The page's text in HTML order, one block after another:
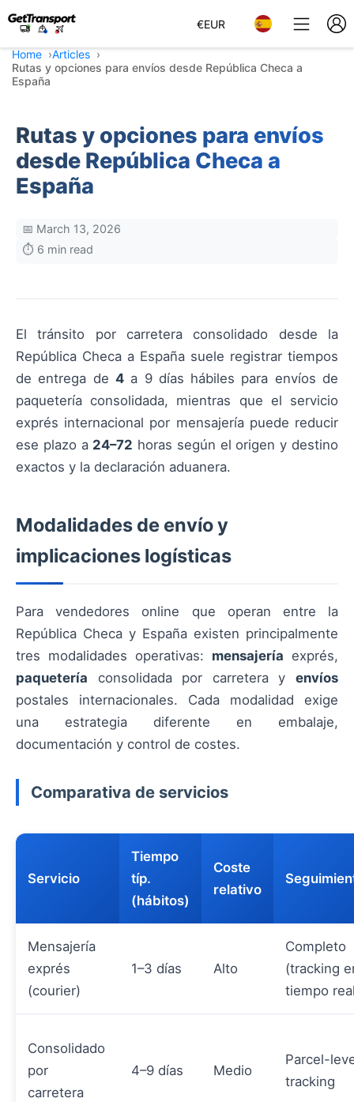
€EUR
Home
Articles
Rutas y opciones para envíos desde República Checa a
España
Rutas y opciones para envíos
desde República Checa a
España
📅 March 13, 2026
⏱️ 6 min read
El tránsito por carretera consolidado desde la
República Checa a España suele registrar tiempos
de entrega de 4a 9 días hábiles para envíos de
paquetería consolidada, mientras que el servicio
exprés internacional por mensajería puede reducir
ese plazo a 24–72 horas según el origen y destino
exactos y la declaración aduanera.
Modalidades de envío y
implicaciones logísticas
Para vendedores online que operan entre la
República Checa y España existen principalmente
tres modalidades operativas: mensajería exprés,
paquetería consolidada por carretera y envíos
postales internacionales. Cada modalidad exige
una estrategia diferente en embalaje,
documentación y control de costes.
Comparativa de servicios
Servicio
Tiempo
típ.
(hábitos)
Coste
relativo
Mensajería
exprés
(courier)
1–3 días Alto
Completo
(tracking
tiempo
Consolidado
por
carretera
4–9 días Medio
Parcel-
tracking